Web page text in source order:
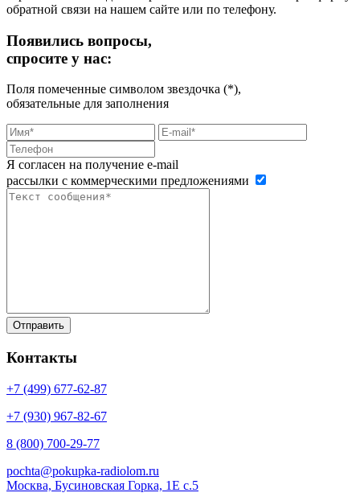
обратной связи на нашем сайте или по телефону.
Появились вопросы,
спросите у нас:
Поля помеченные символом звездочка (*),
обязательные для заполнения
Я согласен на получение e-mail
рассылки с коммерческими предложениями
Контакты
+7 (499) 677-62-87
+7 (930) 967-82-67
8 (800) 700-29-77
pochta@pokupka-radiolom.ru
Москва, Бусиновская Горка, 1Е с.5